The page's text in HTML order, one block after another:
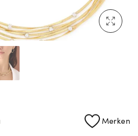
Ikonische Uhren von Cartier
Pre-Owned entdecken
Merken